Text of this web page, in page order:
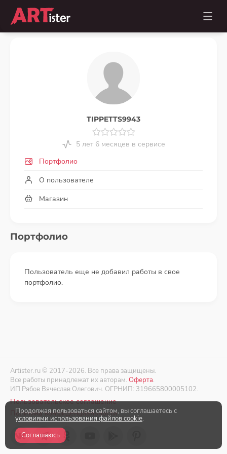
TIPPETTS9943
5 лет 6 месяцев в сервисе
Портфолио
О пользователе
Магазин
Портфолио
Пользователь еще не добавил работы в свое
портфолио.
Artister.ru © 2017-2026. Все права защищены.
Все работы принадлежат их авторам. Оферта.
ИП Рябов Вячеслав Олегович. ОГРНИП: 319665800005102.
Пользовательское соглашение
Политика конфиденциальности
Продолжая пользоваться сайтом, вы соглашаетесь с
условиями использования файлов cookie.
Соглашаюсь